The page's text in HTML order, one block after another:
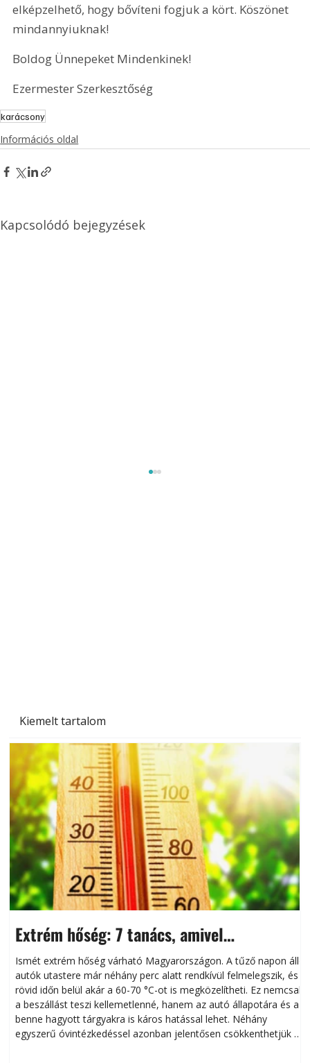
Kiemelt tartalom
Extrém hőség: 7 tanács, amivel
megóvhatjuk autónkat a nyári károktól
Ismét extrém hőség várható Magyarországon. A tűző napon álló
autók utastere már néhány perc alatt rendkívül felmelegszik, és
rövid időn belül akár a 60-70 °C-ot is megközelítheti. Ez nemcsak
a beszállást teszi kellemetlenné, hanem az autó állapotára és a
benne hagyott tárgyakra is káros hatással lehet. Néhány
egyszerű óvintézkedéssel azonban jelentősen csökkenthetjük a
elképzelhető, hogy bővíteni fogjuk a kört. Köszönet
mindannyiuknak!
Boldog Ünnepeket Mindenkinek!
Ezermester Szerkesztőség
karácsony
Információs oldal
Kapcsolódó bejegyzések